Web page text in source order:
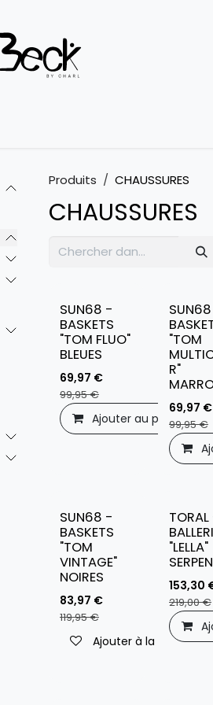
Produits CHAUSSURES
CHAUSSURES
SUN68 -
BASKETS
"TOM FLUO"
BLEUES
69,97 €
99,95€
Ajouter au panier
"TOM
R"
69,97 €
99,95€
SUN68 -
BASKETS
"TOM
VINTAGE"
NOIRES
83,97 €
119,95€
Ajouter à la liste de
"LELLA"
153,30
219,00€